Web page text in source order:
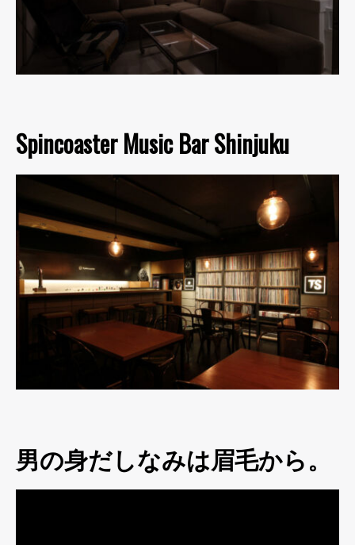
Spincoaster Music Bar Shinjuku
男の身だしなみは眉毛から。